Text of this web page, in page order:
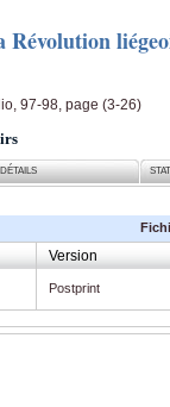
Révolution
97-98, page (3-26)
DÉTAILS
Version
Postprint